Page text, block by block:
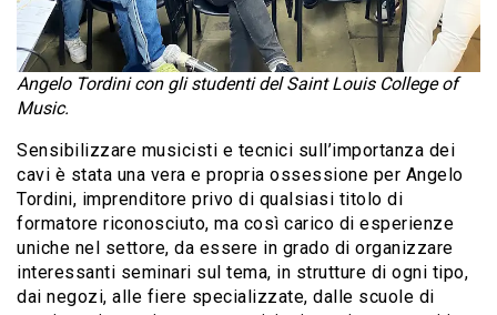
Angelo Tordini con gli studenti del Saint Louis College of
Music.
Sensibilizzare musicisti e tecnici sull’importanza dei
cavi è stata una vera e propria ossessione per Angelo
Tordini, imprenditore privo di qualsiasi titolo di
formatore riconosciuto, ma così carico di esperienze
uniche nel settore, da essere in grado di organizzare
interessanti seminari sul tema, in strutture di ogni tipo,
dai negozi, alle fiere specializzate, dalle scuole di